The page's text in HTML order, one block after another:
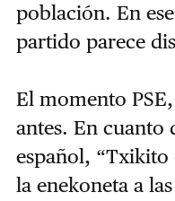
población. En
partido parece
El momento
antes. En cuanto
español, “Txikito
la enekoneta a